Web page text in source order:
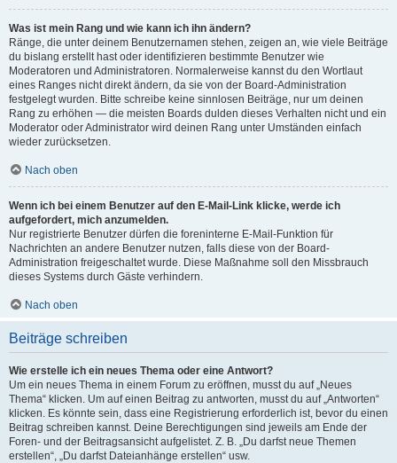
Was ist mein Rang und wie kann ich ihn ändern?
Ränge, die unter deinem Benutzernamen stehen, zeigen an, wie viele Beiträge
du bislang erstellt hast oder identifizieren bestimmte Benutzer wie
Moderatoren und Administratoren. Normalerweise kannst du den Wortlaut
eines Ranges nicht direkt ändern, da sie von der Board-Administration
festgelegt wurden. Bitte schreibe keine sinnlosen Beiträge, nur um deinen
Rang zu erhöhen — die meisten Boards dulden dieses Verhalten nicht und ein
Moderator oder Administrator wird deinen Rang unter Umständen einfach
wieder zurücksetzen.
Nach oben
Wenn ich bei einem Benutzer auf den E-Mail-Link klicke, werde ich
aufgefordert, mich anzumelden.
Nur registrierte Benutzer dürfen die foreninterne E-Mail-Funktion für
Nachrichten an andere Benutzer nutzen, falls diese von der Board-
Administration freigeschaltet wurde. Diese Maßnahme soll den Missbrauch
dieses Systems durch Gäste verhindern.
Nach oben
Beiträge schreiben
Wie erstelle ich ein neues Thema oder eine Antwort?
Um ein neues Thema in einem Forum zu eröffnen, musst du auf „Neues
Thema“ klicken. Um auf einen Beitrag zu antworten, musst du auf „Antworten“
klicken. Es könnte sein, dass eine Registrierung erforderlich ist, bevor du einen
Beitrag schreiben kannst. Deine Berechtigungen sind jeweils am Ende der
Foren- und der Beitragsansicht aufgelistet. Z. B. „Du darfst neue Themen
erstellen“, „Du darfst Dateianhänge erstellen“ usw.